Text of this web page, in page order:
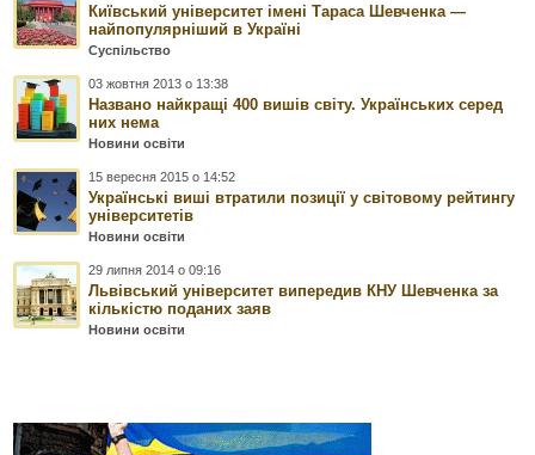
Київський університет імені Тараса Шевченка —
найпопулярніший в Україні
Суспільство
03 жовтня 2013 о 13:38
Названо найкращі 400 вишів світу. Українських серед
них нема
Новини освіти
15 вересня 2015 о 14:52
Українські виші втратили позиції у світовому рейтингу
університетів
Новини освіти
29 липня 2014 о 09:16
Львівський університет випередив КНУ Шевченка за
кількістю поданих заяв
Новини освіти